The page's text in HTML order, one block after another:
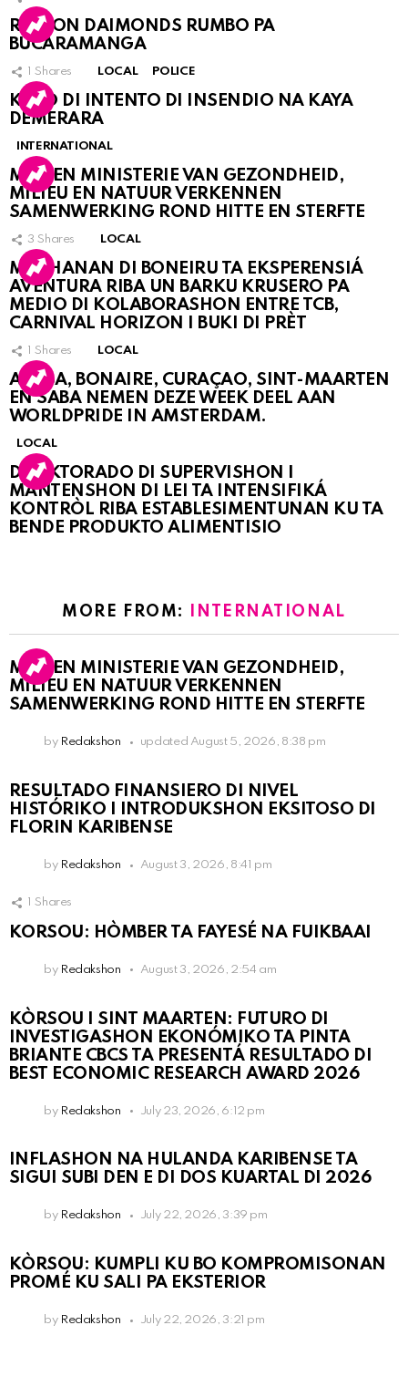
RINCON DAIMONDS RUMBO PA
BUCARAMANGA
1 Shares LOCAL POLICE
KASO DI INTENTO DI INSENDIO NA KAYA
DEMERARA
INTERNATIONAL
MDC EN MINISTERIE VAN GEZONDHEID,
MILIEU EN NATUUR VERKENNEN
SAMENWERKING ROND HITTE EN STERFTE
3 Shares LOCAL
MUCHANAN DI BONEIRU TA EKSPERENSIÁ
AVENTURA RIBA UN BARKU KRUSERO PA
MEDIO DI KOLABORASHON ENTRE TCB,
CARNIVAL HORIZON I BUKI DI PRÈT
1 Shares LOCAL
ARUBA, BONAIRE, CURAÇAO, SINT-MAARTEN
EN SABA NEMEN DEZE WEEK DEEL AAN
WORLDPRIDE IN AMSTERDAM.
LOCAL
DIREKTORADO DI SUPERVISHON I
MANTENSHON DI LEI TA INTENSIFIKÁ
KONTRÒL RIBA ESTABLESIMENTUNAN KU TA
BENDE PRODUKTO ALIMENTISIO
MORE FROM: INTERNATIONAL
MDC EN MINISTERIE VAN GEZONDHEID,
MILIEU EN NATUUR VERKENNEN
SAMENWERKING ROND HITTE EN STERFTE
by Redakshon updated August 5, 2026, 8:38 pm
RESULTADO FINANSIERO DI NIVEL
HISTÓRIKO I INTRODUKSHON EKSITOSO DI
FLORIN KARIBENSE
by Redakshon August 3, 2026, 8:41 pm
Shares
KORSOU: HÒMBER TA FAYESÉ NA FUIKBAAI
by Redakshon August 3, 2026, 2:54 am
KÒRSOU I SINT MAARTEN: FUTURO DI
INVESTIGASHON EKONÓMIKO TA PINTA
BRIANTE CBCS TA PRESENTÁ RESULTADO DI
BEST ECONOMIC RESEARCH AWARD 2026
by Redakshon July 23, 2026, 6:12 pm
INFLASHON NA HULANDA KARIBENSE TA
SIGUI SUBI DEN E DI DOS KUARTAL DI 2026
by Redakshon July 22, 2026, 3:39 pm
KÒRSOU: KUMPLI KU BO KOMPROMISONAN
PROMÉ KU SALI PA EKSTERIOR
by Redakshon July 22, 2026, 3:21 pm